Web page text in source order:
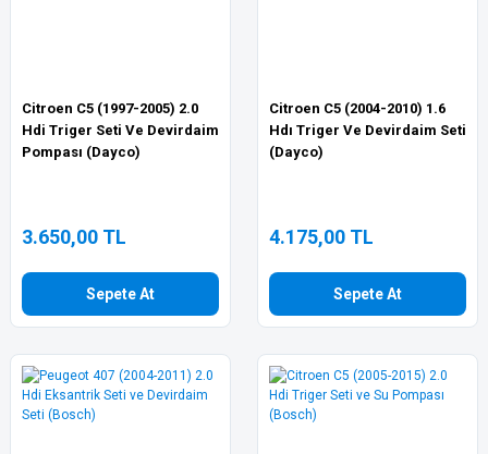
Citroen C5 (1997-2005) 2.0
Hdi Triger Seti Ve Devirdaim
Pompası (Dayco)
3.650,00 TL
Sepete At
Citroen C5 (2004-2010) 1.6
Hdı Triger Ve Devirdaim Seti
(Dayco)
4.175,00 TL
Sepete At